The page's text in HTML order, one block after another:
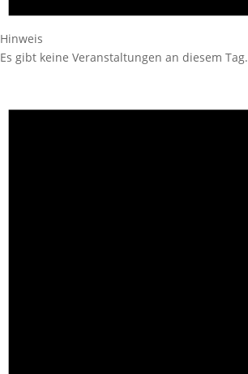
Hinweis
Es gibt keine Veranstaltungen an diesem Tag.